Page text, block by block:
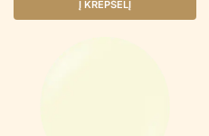
Į KREPŠELĮ